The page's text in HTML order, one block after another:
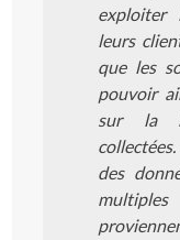
exploiter
leurs
que les
pouvoir
sur la
des